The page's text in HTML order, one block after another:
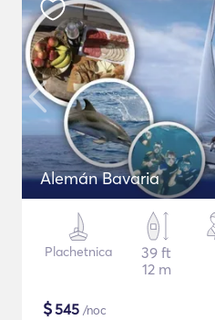
Alemán Bavaria
Plachetnica
39 ft
12 m
$545 /noc